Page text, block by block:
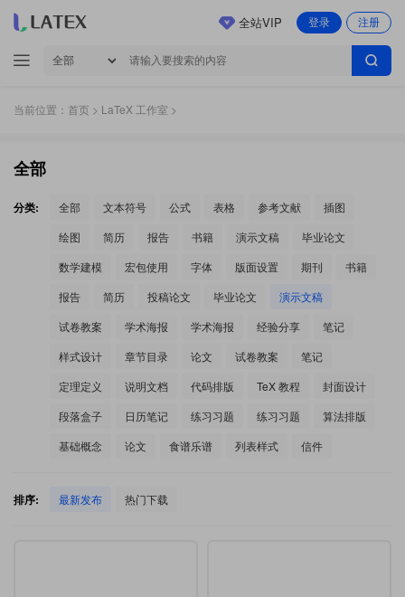
登录 注册
全站VIP
当前位置： 首页 > LaTeX 工作室 >
全部
分类: 全部 文本符号 公式 表格 参考文献
插图
绘图
简历 报告 书籍 演示文稿
毕业论文
数学建模
宏包使用 字体 版面设置 期刊
书籍
报告
简历 投稿论文 毕业论文
演示文稿
试卷教案
学术海报 学术海报 经验分享
笔记
样式设计
章节目录 论文 试卷教案
笔记
定理定义
说明文档 代码排版 TeX 教程
封面设计
段落盒子
日历笔记 练习习题 练习习题
算法排版
基础概念
论文 食谱乐谱 列表样式 信件
排序: 最新发布 热门下载